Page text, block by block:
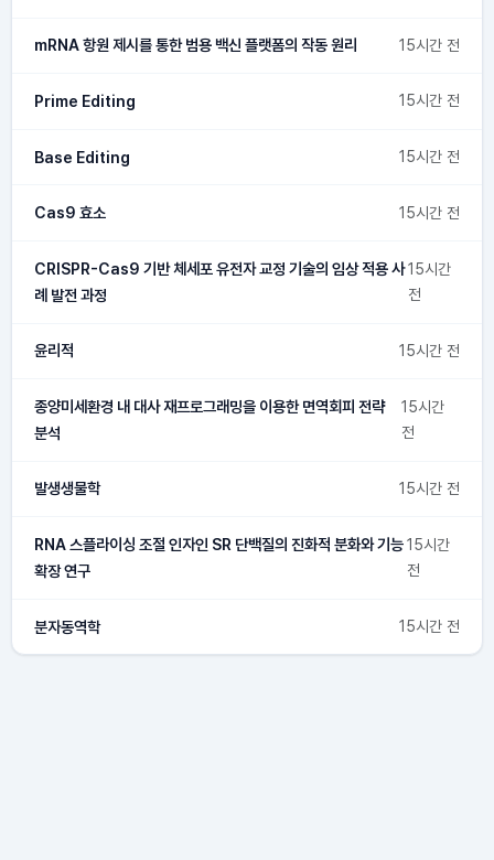
mRNA 항원 제시를 통한 범용 백신 플랫폼의 작동 원리 15시간 전
Prime Editing 15시간 전
Base Editing 15시간 전
Cas9 효소 15시간 전
CRISPR-Cas9 기반 체세포 유전자 교정 기술의 임상 적용 사
례 발전 과정
15시간
전
윤리적 15시간 전
종양미세환경 내 대사 재프로그래밍을 이용한 면역회피 전략
분석
15시간
전
발생생물학 15시간 전
RNA 스플라이싱 조절 인자인 SR 단백질의 진화적 분화와 기능
확장 연구
15시간
전
분자동역학 15시간 전